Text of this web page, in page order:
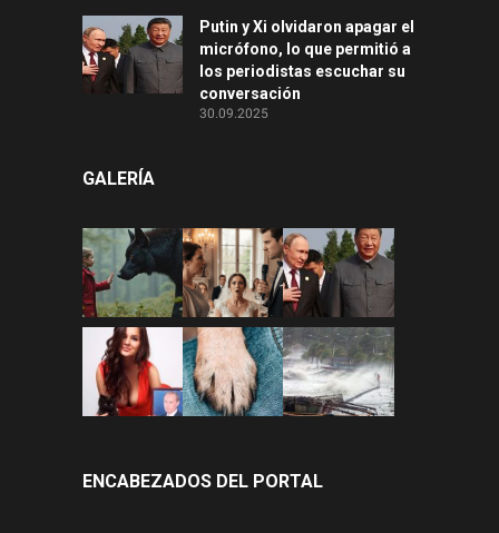
Putin y Xi olvidaron apagar el
micrófono, lo que permitió a
los periodistas escuchar su
conversación
30.09.2025
GALERÍA
ENCABEZADOS DEL PORTAL